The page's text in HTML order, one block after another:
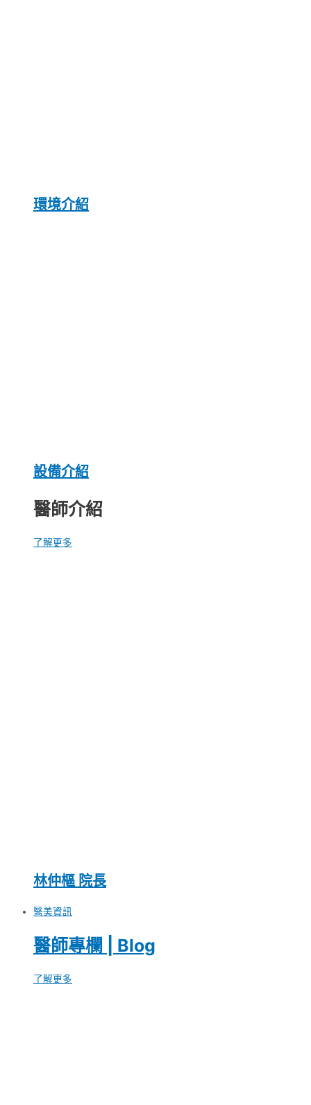
環境介紹
設備介紹
醫師介紹
了解更多
林仲樞 院長
醫美資訊
醫師專欄 | Blog
了解更多